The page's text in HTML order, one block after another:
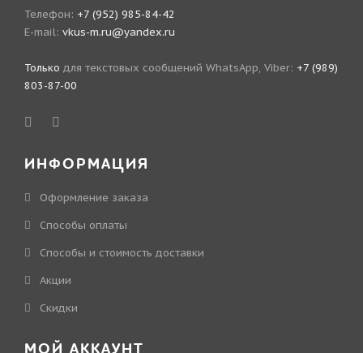
Телефон: +7 (952) 985-84-42
E-mail: vkus-m.ru@yandex.ru
Только для текстовых сообщений WhatsApp, Viber: +7 (989)
803-87-00
ИНФОРМАЦИЯ
Оформление заказа
Способы оплаты
Способы и стоимость доставки
Акции
Скидки